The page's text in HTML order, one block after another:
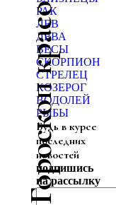
Гороскоп красоты
РАК
ЛЕВ
ДЕВА
ВЕСЫ
СКОРПИОН
СТРЕЛЕЦ
КОЗЕРОГ
ВОДОЛЕЙ
РЫБЫ
Будь в курсе
последних
новостей
подпишись
на рассылку